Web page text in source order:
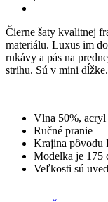
Čierne šaty kvalitnej
materiálu. Luxus im
rukávy a pás na
strihu. Sú v mini
Vlna 50%, acryl
Ručné pranie
Krajina pôvodu
Modelka je 175
Veľkosti sú